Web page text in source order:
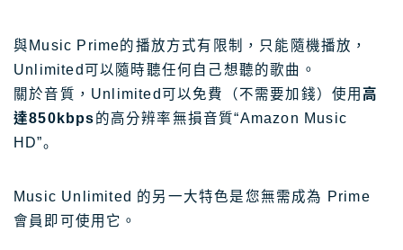
與Music Prime的播放方式有限制，只能隨機播放，
Unlimited可以隨時聽任何自己想聽的歌曲。
關於音質，Unlimited可以免費（不需要加錢）使用高
達850kbps的高分辨率無損音質“Amazon Music
HD”。
Music Unlimited 的另一大特色是您無需成為 Prime
會員即可使用它。